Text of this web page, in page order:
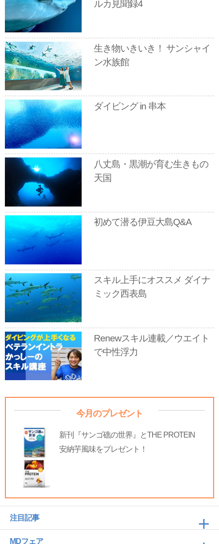
ルカ見聞録4
生き物いきいき！ サンシャイ
ン水族館
ダイビング in 串本
八丈島・黒潮が育む生きもの
天国
初めて潜る伊豆大島Q&A
スキル上手にオススメ ダイナ
ミック西表島
Renewスキル連載／ウエイト
で中性浮力
今月のプレゼント
新刊『サンゴ礁の世界』とTHE PROTEIN
安納芋風味をプレゼント！
注目記事
MDフェア